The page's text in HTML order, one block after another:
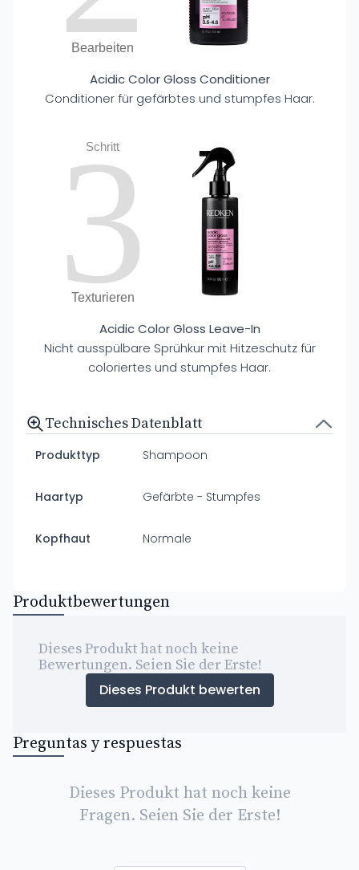
Bearbeiten
Acidic Color Gloss Conditioner
Conditioner für gefärbtes und stumpfes Haar.
Schritt
3
Texturieren
Acidic Color Gloss Leave-In
Nicht ausspülbare Sprühkur mit Hitzeschutz für
coloriertes und stumpfes Haar.
Technisches Datenblatt
Produkttyp Shampoon
Haartyp Gefärbte - Stumpfes
Kopfhaut Normale
Produktbewertungen
Dieses Produkt hat noch keine
Bewertungen. Seien Sie der Erste!
Dieses Produkt bewerten
Preguntas y respuestas
Dieses Produkt hat noch keine
Fragen. Seien Sie der Erste!